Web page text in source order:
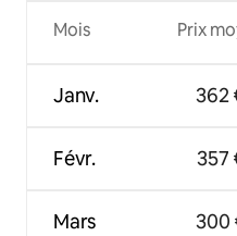
Mois
Janv.
Févr.
Mars
Prix
362
357
300